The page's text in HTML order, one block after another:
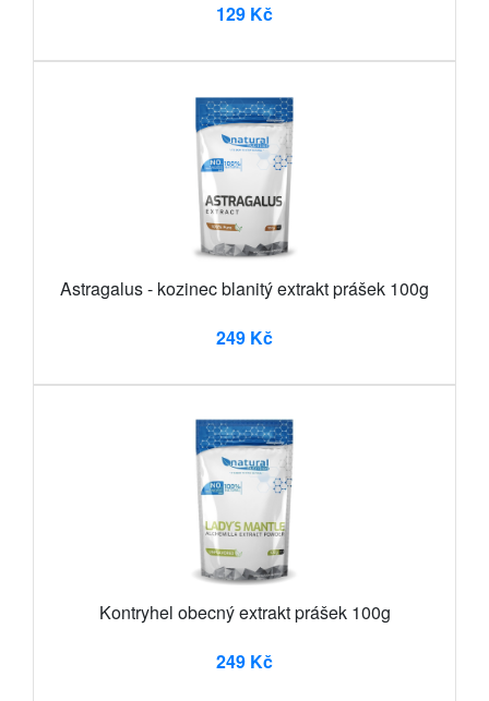
129 Kč
Astragalus - kozinec blanitý extrakt prášek 100g
249 Kč
Kontryhel obecný extrakt prášek 100g
249 Kč